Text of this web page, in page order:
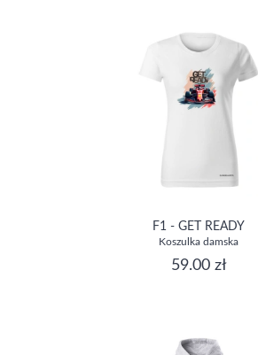
F1 - GET READY
Koszulka damska
59.00 zł